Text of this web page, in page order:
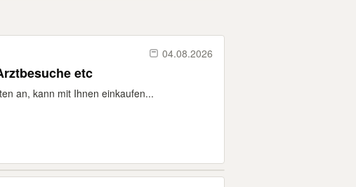
04.08.2026
etc
an, kann mit Ihnen einkaufen...